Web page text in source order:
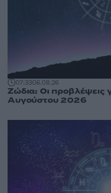
07:3306.08.26
Ζώδια: Οι προβλέψεις
Αυγούστου 2026